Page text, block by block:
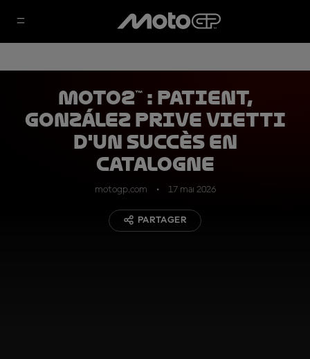
Moto2™ : patient,
González prive Vietti
d'un succès en
Catalogne
motogp.com 17 mai 2026
PARTAGER